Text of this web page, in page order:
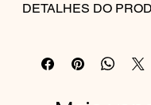
DETALHES DO
03% ELASTANO